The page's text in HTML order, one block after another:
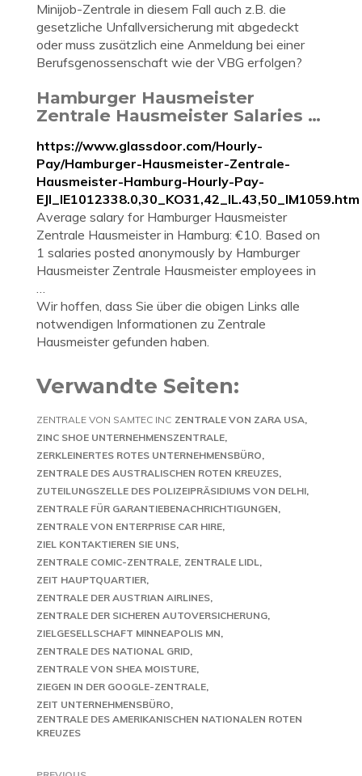
Minijob-Zentrale in diesem Fall auch z.B. die
gesetzliche Unfallversicherung mit abgedeckt
oder muss zusätzlich eine Anmeldung bei einer
Berufsgenossenschaft wie der VBG erfolgen?
Hamburger Hausmeister
Zentrale Hausmeister Salaries …
https://www.glassdoor.com/Hourly-
Pay/Hamburger-Hausmeister-Zentrale-
Hausmeister-Hamburg-Hourly-Pay-
EJI_IE1012338.0,30_KO31,42_IL.43,50_IM1059.htm
Average salary for Hamburger Hausmeister
Zentrale Hausmeister in Hamburg: €10. Based on
1 salaries posted anonymously by Hamburger
Hausmeister Zentrale Hausmeister employees in
…
Wir hoffen, dass Sie über die obigen Links alle
notwendigen Informationen zu Zentrale
Hausmeister gefunden haben.
Verwandte Seiten:
ZENTRALE VON SAMTEC INC ZENTRALE VON ZARA USA
ZINC SHOE UNTERNEHMENSZENTRALE
ZERKLEINERTES ROTES UNTERNEHMENSBÜRO
ZENTRALE DES AUSTRALISCHEN ROTEN KREUZES
ZUTEILUNGSZELLE DES POLIZEIPRÄSIDIUMS VON DELHI
ZENTRALE FÜR GARANTIEBENACHRICHTIGUNGEN
ZENTRALE VON ENTERPRISE CAR HIRE
ZIEL KONTAKTIEREN SIE UNS
ZENTRALE COMIC-ZENTRALE ZENTRALE LIDL
ZEIT HAUPTQUARTIER
ZENTRALE DER AUSTRIAN AIRLINES
ZENTRALE DER SICHEREN AUTOVERSICHERUNG
ZIELGESELLSCHAFT MINNEAPOLIS MN
ZENTRALE DES NATIONAL GRID
ZENTRALE VON SHEA MOISTURE
ZIEGEN IN DER GOOGLE-ZENTRALE
ZEIT UNTERNEHMENSBÜRO
ZENTRALE DES AMERIKANISCHEN NATIONALEN ROTEN
KREUZES